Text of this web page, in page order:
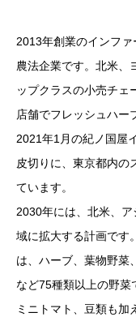
2013年創業のインフ
農法企業です。北米、
ップクラスの小売チェ
店舗でフレッシュハー
2021年1月の紀ノ国屋
皮切りに、東京都内の
ています。
2030年には、北米、
域に拡大する計画です
は、ハーブ、葉物野菜
など75種類以上の野菜
ミニトマト、豆類も加